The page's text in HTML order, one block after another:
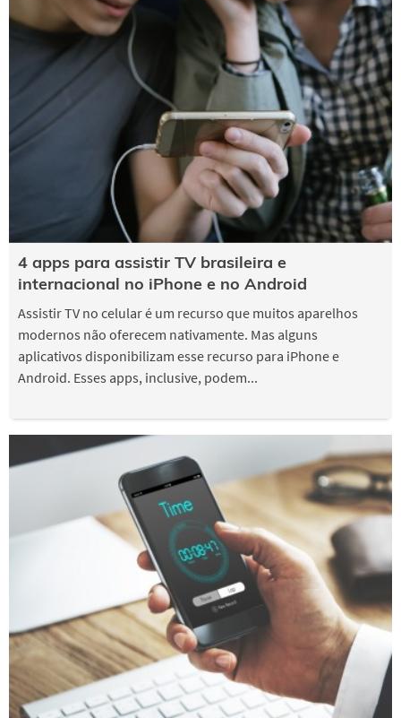
4 apps para assistir TV brasileira e
internacional no iPhone e no Android
Assistir TV no celular é um recurso que muitos aparelhos
modernos não oferecem nativamente. Mas alguns
aplicativos disponibilizam esse recurso para iPhone e
Android. Esses apps, inclusive, podem...